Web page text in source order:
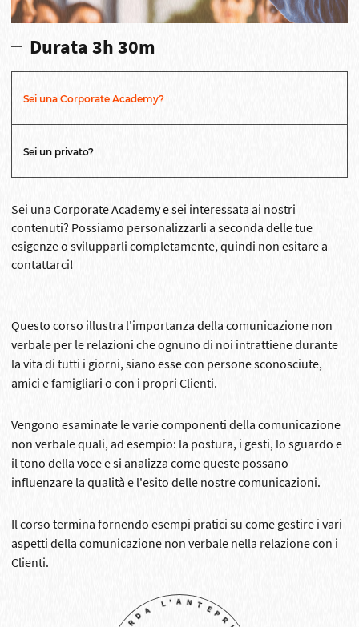
Durata 3h 30m
Sei una Corporate Academy?
Sei un privato?
Sei una Corporate Academy e sei interessata ai nostri
contenuti? Possiamo personalizzarli a seconda delle tue
esigenze o svilupparli completamente, quindi non esitare a
contattarci!
Questo corso illustra l'importanza della comunicazione non
verbale per le relazioni che ognuno di noi intrattiene durante
la vita di tutti i giorni, siano esse con persone sconosciute,
amici e famigliari o con i propri Clienti.
Vengono esaminate le varie componenti della comunicazione
non verbale quali, ad esempio: la postura, i gesti, lo sguardo e
il tono della voce e si analizza come queste possano
influenzare la qualità e l'esito delle nostre comunicazioni.
Il corso termina fornendo esempi pratici su come gestire i vari
aspetti della comunicazione non verbale nella relazione con i
Clienti.